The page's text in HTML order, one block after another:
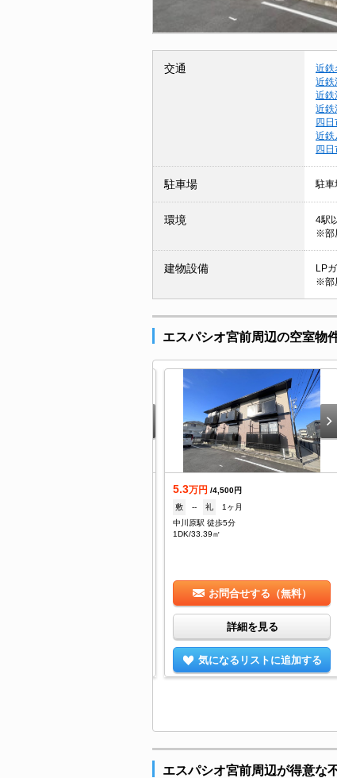
交通 近鉄
近鉄
近鉄
近鉄
四
近鉄
四
駐車場 駐車
環境
4駅
※部
建物設備
LP
※部
エスパシオ宮前周辺の空室物
5.3万円 /4,500円
敷
-- 礼
1ヶ月
中川原駅 徒歩5分
1DK/33.39㎡
お問合せする（無料）
詳細を見る
気になるリストに追加する
エスパシオ宮前周辺が得意な